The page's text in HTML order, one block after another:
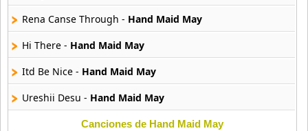
Amagami Ss
50 músicas online
Amatsuki
20 músicas online
Angel Beats
39 músicas online
Rena Canse Through - Hand Maid May
Hi There - Hand Maid May
Itd Be Nice - Hand Maid May
Ureshii Desu - Hand Maid May
A Bit Of Suspense -Hand Maid May
Canciones de Hand Maid May